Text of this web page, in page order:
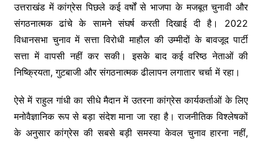
उत्तराखंड में कांग्रेस पिछले कई वर्षों से भाजपा के मजबूत चुनावी और
संगठनात्मक ढांचे के सामने संघर्ष करती दिखाई दी है। 2022
विधानसभा चुनाव में सत्ता विरोधी माहौल की उम्मीदों के बावजूद पार्टी
सत्ता में वापसी नहीं कर सकी। इसके बाद कई वरिष्ठ नेताओं की
निष्क्रियता, गुटबाजी और संगठनात्मक ढीलापन लगातार चर्चा में रहा।
ऐसे में राहुल गांधी का सीधे मैदान में उतरना कांग्रेस कार्यकर्ताओं के लिए
मनोवैज्ञानिक रूप से बड़ा संदेश माना जा रहा है। राजनीतिक विश्लेषकों
के अनुसार कांग्रेस की सबसे बड़ी समस्या केवल चुनाव हारना नहीं,